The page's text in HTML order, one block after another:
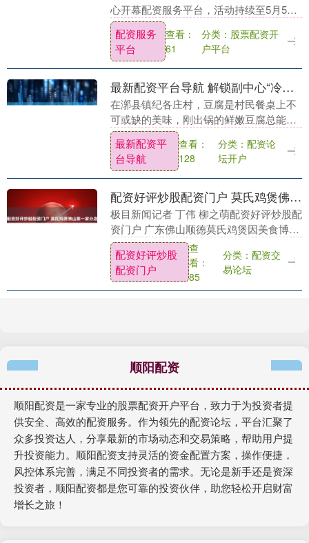
心开幕配资服务平台，活动持续至5月5
日。核心主会场“唤醒咖啡节”打造华南最
大户外咖啡市集，汇聚超160家来自3洲10
国....
配资服务
平台
查看：
61
分类：股票配资开
户平台
最新配资平台导航 解锁副中心“冷知识”｜“五一”来漷县大集品尝百年纪各庄豆腐
在漷县镇纪各庄村，豆腐是村民餐桌上不
可或缺的美味，刚出锅的鲜嫩豆腐总能引
得邻里争相品尝。如今，纪各庄的豆腐香
正越过村头的小河，飘向更广阔的天地。
这块浸透着匠心与....
最新配资平
台导航
查看：
128
分类：配资论
坛开户
配资好评炒股配资门户 莫氏鸡煲佛山第一家分店试营业，不少顾客冒雨捧场，负责人称叫号小哥忙到崩溃
极目新闻记者 丁伟 柳之萌配资好评炒股配
资门户 广东佛山顺德莫氏鸡煲因美食博主
的一条短视频火爆网络。一个多月以来，
其热度不减。4月29日，莫氏鸡煲在佛山
的第一家....
配资好评炒股
配资门户
查
看：
85
分类：配资交
易论坛
顺阳配资
顺阳配资是一家专业的股票配资开户平台，致力于为投资者提
供安全、高效的配资服务。作为领先的配资论坛，平台汇聚了
众多投资达人，分享最新的市场动态和交易策略，帮助用户提
升投资能力。顺阳配资支持灵活的资金配置方案，操作便捷，
风控体系完善，满足不同投资者的需求。无论是新手还是资深
投资者，顺阳配资都是您可靠的投资伙伴，助您轻松开启财富
增长之旅！